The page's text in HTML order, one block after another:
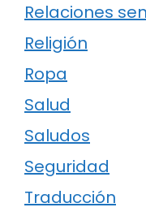
Relaciones
Religión
Ropa
Salud
Saludos
Seguridad
Traducción